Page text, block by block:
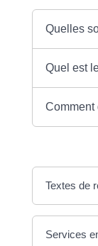
Quelles
Quel est
Comment
Textes de
Services